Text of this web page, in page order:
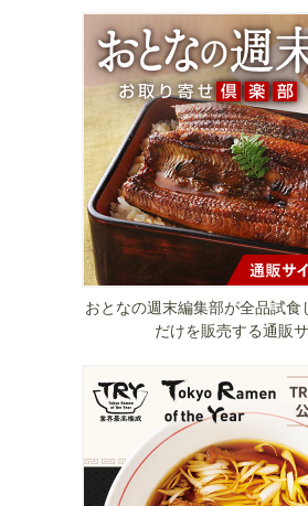
おとなの週末編集部が全品試食
だけを販売する通販